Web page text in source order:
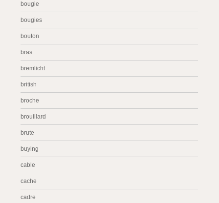
bougie
bougies
bouton
bras
bremlicht
british
broche
brouillard
brute
buying
cable
cache
cadre